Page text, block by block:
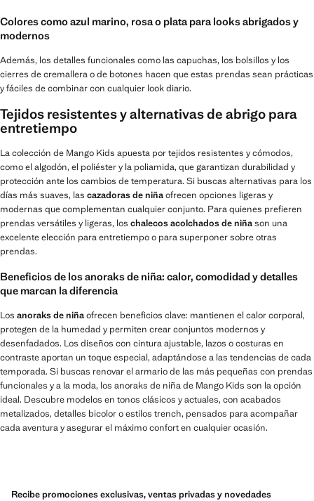
Colores como azul marino, rosa o plata para looks abrigados y
modernos
Además, los detalles funcionales como las capuchas, los bolsillos y los
cierres de cremallera o de botones hacen que estas prendas sean prácticas
y fáciles de combinar con cualquier look diario.
Tejidos resistentes y alternativas de abrigo para
entretiempo
La colección de Mango Kids apuesta por tejidos resistentes y cómodos,
como el algodón, el poliéster y la poliamida, que garantizan durabilidad y
protección ante los cambios de temperatura. Si buscas alternativas para los
días más suaves, las cazadoras de niñaofrecen opciones ligeras y
modernas que complementan cualquier conjunto. Para quienes prefieren
prendas versátiles y ligeras, los chalecos acolchados de niñason una
excelente elección para entretiempo o para superponer sobre otras
prendas.
Beneficios de los anoraks de niña: calor, comodidad y detalles
que marcan la diferencia
Los anoraks de niñaofrecen beneficios clave: mantienen el calor corporal,
protegen de la humedad y permiten crear conjuntos modernos y
desenfadados. Los diseños con cintura ajustable, lazos o costuras en
contraste aportan un toque especial, adaptándose a las tendencias de cada
temporada. Si buscas renovar el armario de las más pequeñas con prendas
funcionales y a la moda, los anoraks de niña de Mango Kids son la opción
ideal. Descubre modelos en tonos clásicos y actuales, con acabados
metalizados, detalles bicolor o estilos trench, pensados para acompañar
cada aventura y asegurar el máximo confort en cualquier ocasión.
Recibe promociones exclusivas, ventas privadas y novedades